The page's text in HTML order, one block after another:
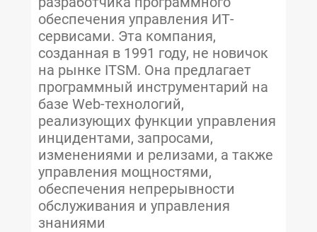
обеспечения управления ИТ-
сервисами. Эта компания,
созданная в 1991 году, не новичок
на рынке ITSM. Она предлагает
программный инструментарий на
базе Web-технологий,
реализующих функции управления
инцидентами, запросами,
изменениями и релизами, а также
управления мощностями,
обеспечения непрерывности
обслуживания и управления
знаниями